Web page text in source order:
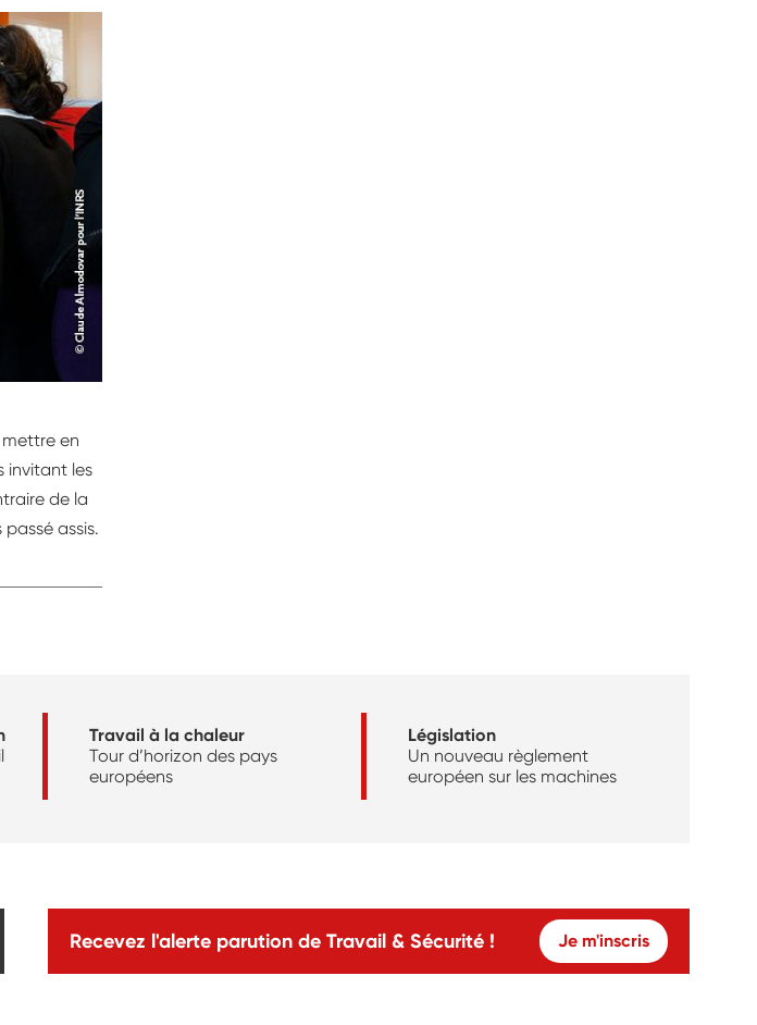
en
invitant les
de la
assis.
Travail à la chaleur
Tour d’horizon des pays
européens
Législation
Un nouveau règlement
européen sur les machines
Recevez l'alerte parution de Travail & Sécurité ! Je m'inscris